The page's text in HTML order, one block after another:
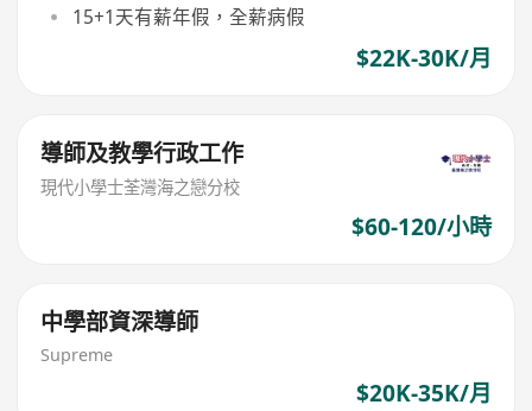
15+1天有薪年假，全薪病假
$22K-30K/月
導師及教學行政工作
現代小學士荃灣海之戀分校
$60-120/小時
中學部資深導師
Supreme
$20K-35K/月